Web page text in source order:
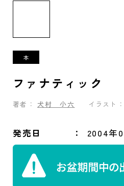
ファナティック
著者： 犬村 小六 イラスト：
発売日 2004年